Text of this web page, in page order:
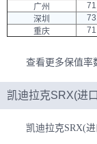
广州
深圳
重庆
查看更多保值率
凯迪拉克SRX(进
凯迪拉克SRX(